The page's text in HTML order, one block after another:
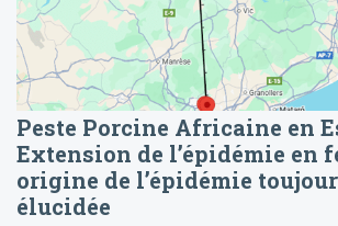
Peste Porcine Africaine en
Extension de l’épidémie en
origine de l’épidémie
élucidée